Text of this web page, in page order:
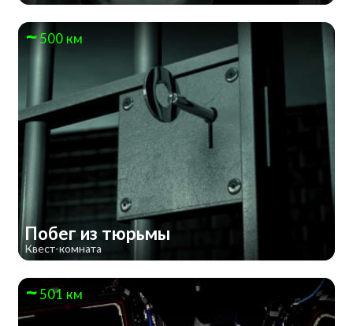
500 км
Побег из тюрьмы
Квест-комната
501 км